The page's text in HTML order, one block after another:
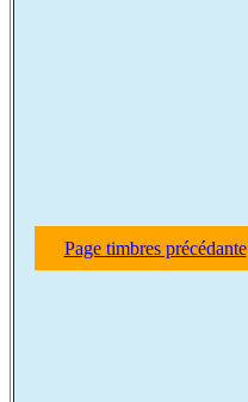
Page timbres précédante